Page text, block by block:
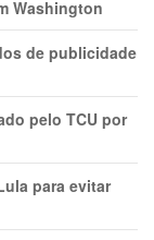
Washington
de publicidade
pelo TCU por
para evitar